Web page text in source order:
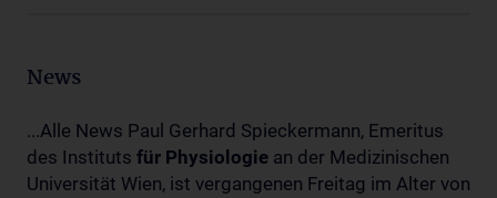
News
...Alle News Paul Gerhard Spieckermann, Emeritus
des Instituts für Physiologie an der Medizinischen
Universität Wien, ist vergangenen Freitag im Alter von